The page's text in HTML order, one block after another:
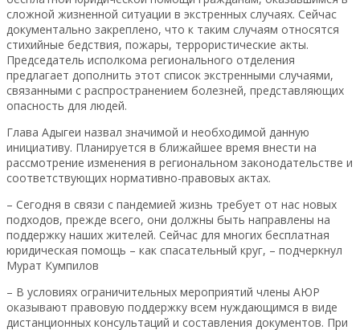
сложной жизненной ситуации в экстренных случаях. Сейчас
документально закреплено, что к таким случаям относятся
стихийные бедствия, пожары, террористические акты.
Председатель исполкома регионального отделения
предлагает дополнить этот список экстренными случаями,
связанными с распространением болезней, представляющих
опасность для людей.
Глава Адыгеи назвал значимой и необходимой данную
инициативу. Планируется в ближайшее время внести на
рассмотрение изменения в региональном законодательстве и
соответствующих нормативно-правовых актах.
– Сегодня в связи с пандемией жизнь требует от нас новых
подходов, прежде всего, они должны быть направлены на
поддержку наших жителей. Сейчас для многих бесплатная
юридическая помощь – как спасательный круг, – подчеркнул
Мурат Кумпилов
– В условиях ограничительных мероприятий члены АЮР
оказывают правовую поддержку всем нуждающимся в виде
дистанционных консультаций и составления документов. При